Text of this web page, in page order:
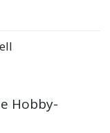
Hobby-